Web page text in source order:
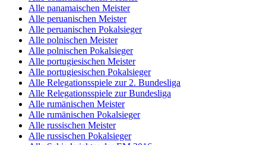
Alle panamaischen Meister
Alle peruanischen Meister
Alle peruanischen Pokalsieger
Alle polnischen Meister
Alle polnischen Pokalsieger
Alle portugiesischen Meister
Alle portugiesischen Pokalsieger
Alle Relegationsspiele zur 2. Bundesliga
Alle Relegationsspiele zur Bundesliga
Alle rumänischen Meister
Alle rumänischen Pokalsieger
Alle russischen Meister
Alle russischen Pokalsieger